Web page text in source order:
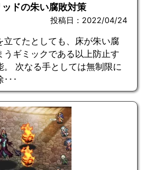
ッドの朱い腐敗対策
投稿日：2022/04/24
立てたとしても、床が朱い腐
うギミックである以上防止す
。 次なる手としては無制限に
･･